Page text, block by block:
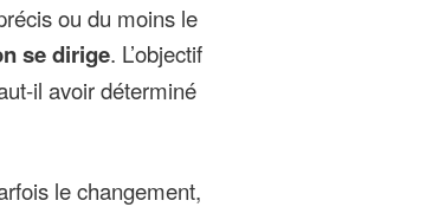
ou du moins le
se dirige. L’objectif
il avoir déterminé
le changement,